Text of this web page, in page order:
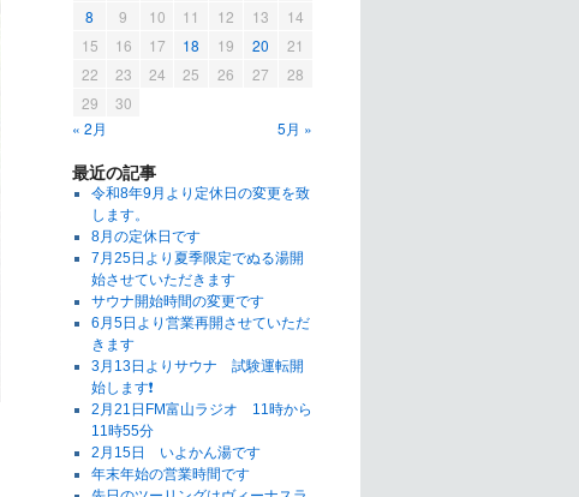
« 2月 5月 »
8
9 10 11 12 13
14
15
16 17 18 19 20
21
22
23 24 25 26 27
28
29
30
最近の記事
令和8年9月より定休日の変更を致
します。
8月の定休日です
7月25日より夏季限定でぬる湯開
始させていただきます
サウナ開始時間の変更です
6月5日より営業再開させていただ
きます
3月13日よりサウナ 試験運転開
始します❗
2月21日FM富山ラジオ 11時から
11時55分
2月15日 いよかん湯です
年末年始の営業時間です